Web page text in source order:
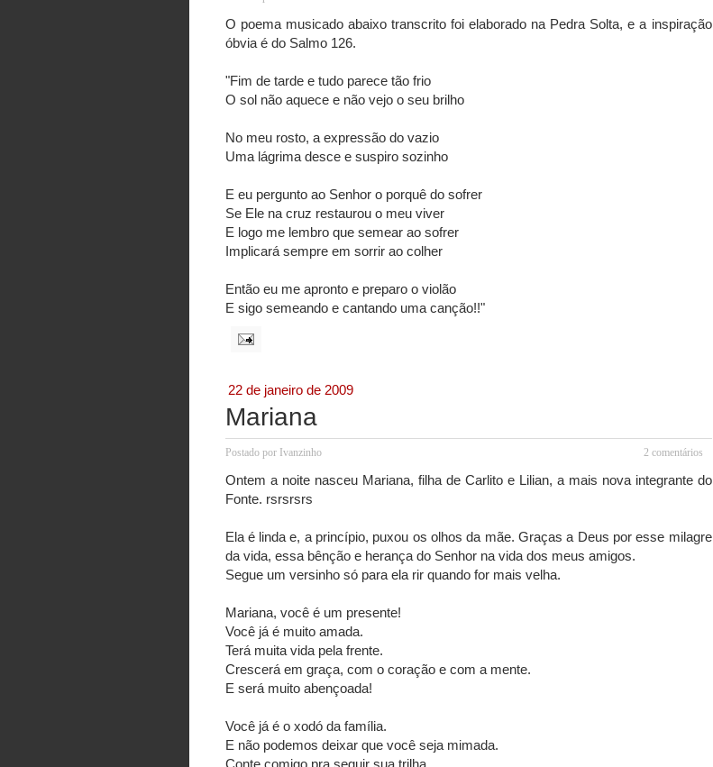
O poema musicado abaixo transcrito foi elaborado na Pedra Solta, e a inspiração
óbvia é do Salmo 126.
"Fim de tarde e tudo parece tão frio
O sol não aquece e não vejo o seu brilho
No meu rosto, a expressão do vazio
Uma lágrima desce e suspiro sozinho
E eu pergunto ao Senhor o porquê do sofrer
Se Ele na cruz restaurou o meu viver
E logo me lembro que semear ao sofrer
Implicará sempre em sorrir ao colher
Então eu me apronto e preparo o violão
E sigo semeando e cantando uma canção!!"
22 de janeiro de 2009
Mariana
Postado por Ivanzinho 2 comentários
Ontem a noite nasceu Mariana, filha de Carlito e Lilian, a mais nova integrante do
Fonte. rsrsrsrs
Ela é linda e, a princípio, puxou os olhos da mãe. Graças a Deus por esse milagre
da vida, essa bênção e herança do Senhor na vida dos meus amigos.
Segue um versinho só para ela rir quando for mais velha.
Mariana, você é um presente!
Você já é muito amada.
Terá muita vida pela frente.
Crescerá em graça, com o coração e com a mente.
E será muito abençoada!
Você já é o xodó da família.
E não podemos deixar que você seja mimada.
Conte comigo pra seguir sua trilha.